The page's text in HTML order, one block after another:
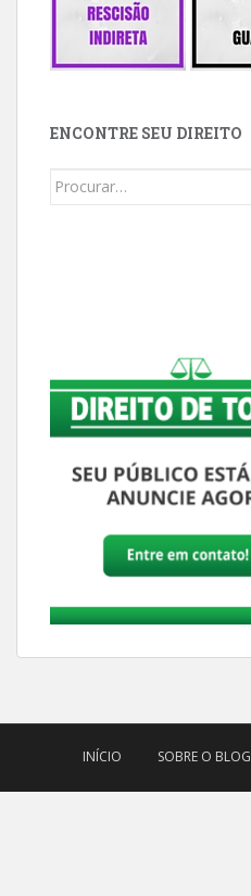
ENCONTRE SEU DIREITO
Buscar:
INÍCIO SOBRE O BLOG